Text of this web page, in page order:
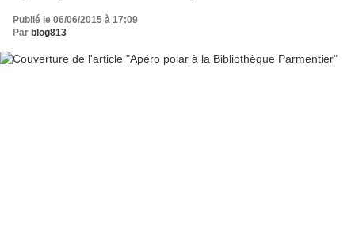
Publié le 06/06/2015 à 17:09
Par blog813